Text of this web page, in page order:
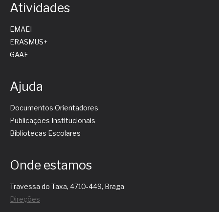
Atividades
EMAEI
ERASMUS+
GAAF
Ajuda
Documentos Orientadores
Publicações Institucionais
Bibliotecas Escolares
Onde estamos
Travessa do Taxa, 4710-449, Braga
Direções